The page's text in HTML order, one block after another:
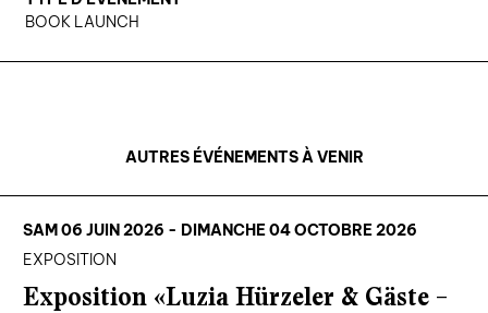
BOOK LAUNCH
AUTRES ÉVÉNEMENTS À VENIR
SAM 06 JUIN 2026 - DIMANCHE 04 OCTOBRE 2026
EXPOSITION
Exposition «Luzia Hürzeler & Gäste –